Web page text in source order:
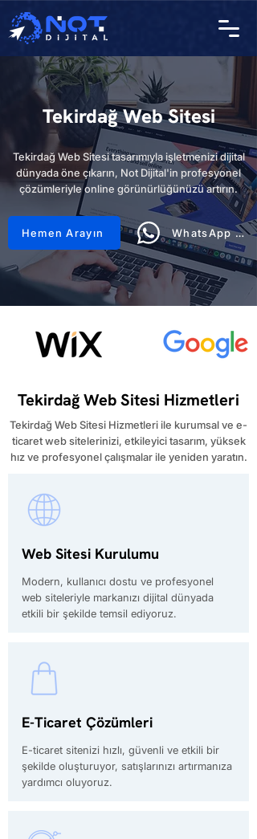
Tekirdağ Web Sitesi
Tekirdağ Web Sitesi tasarımıyla işletmenizi dijital
dünyada öne çıkarın, Not Dijital'in profesyonel
çözümleriyle online görünürlüğünüzü artırın.
Hemen Arayın WhatsApp Hattı
Tekirdağ Web Sitesi Hizmetleri
Tekirdağ Web Sitesi Hizmetleri ile kurumsal ve e-
ticaret web sitelerinizi, etkileyici tasarım, yüksek
hız ve profesyonel çalışmalar ile yeniden yaratın.
Web Sitesi Kurulumu
Modern, kullanıcı dostu ve profesyonel
web siteleriyle markanızı dijital dünyada
etkili bir şekilde temsil ediyoruz.
E-Ticaret Çözümleri
E-ticaret sitenizi hızlı, güvenli ve etkili bir
şekilde oluşturuyor, satışlarınızı artırmanıza
yardımcı oluyoruz.